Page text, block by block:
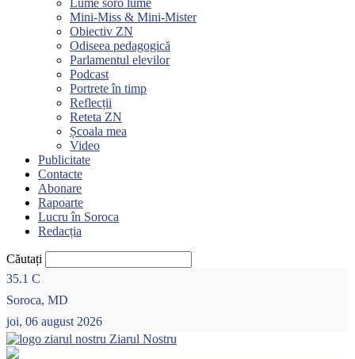
Lume soro lume
Mini-Miss & Mini-Mister
Obiectiv ZN
Odiseea pedagogică
Parlamentul elevilor
Podcast
Portrete în timp
Reflecții
Reteta ZN
Școala mea
Video
Publicitate
Contacte
Abonare
Rapoarte
Lucru în Soroca
Redacția
Căutați
35.1 C
Soroca, MD
joi, 06 august 2026
Ziarul Nostru